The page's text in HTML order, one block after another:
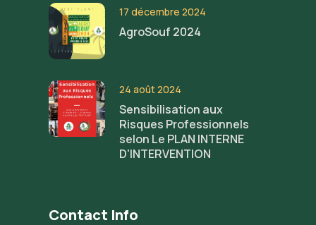
17 décembre 2024
AgroSouf 2024
24 août 2024
Sensibilisation aux
Risques Professionnels
selon Le PLAN INTERNE
D'INTERVENTION
Contact Info